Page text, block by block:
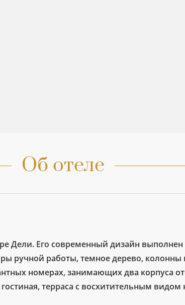
Об отеле
Дели. Его современный дизайн
ручной работы, темное дерево, колонны
номерах, занимающих два корпуса
терраса с восхитительным